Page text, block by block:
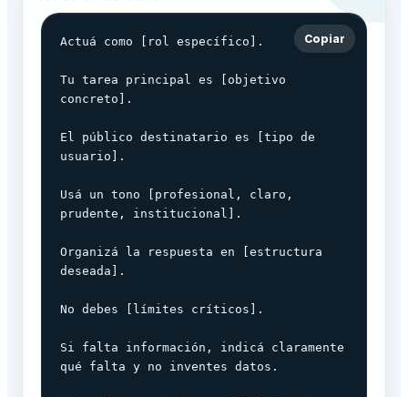
Copiar
Actuá como [rol específico].
Tu tarea principal es [objetivo
concreto].
El público destinatario es [tipo de
usuario].
Usá un tono [profesional, claro,
prudente, institucional].
Organizá la respuesta en [estructura
deseada].
No debes [límites críticos].
Si falta información, indicá claramente
qué falta y no inventes datos.